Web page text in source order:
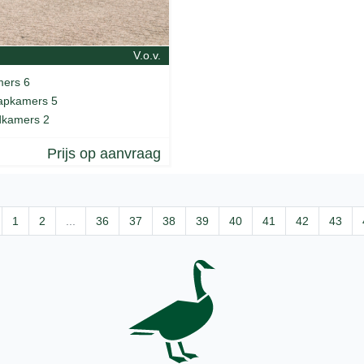
V.o.v.
6
5
2
Prijs op aanvraag
1 2 ... 36 37 38 39 40 41 42 43